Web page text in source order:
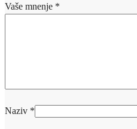
Vaše mnenje *
Naziv *